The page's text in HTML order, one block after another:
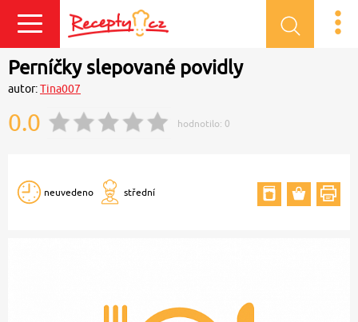
Přihlásit se
Perníčky slepované povidly
autor:Tina007
0.0 hodnotilo: 0
neuvedeno střední